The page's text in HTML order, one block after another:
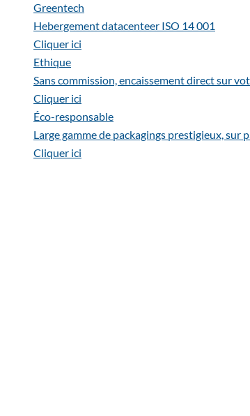
Greentech
Hebergement datacenteer ISO 14 001
Cliquer ici
Ethique
Sans commission, encaissement direct sur
Cliquer ici
Éco-responsable
Large gamme de packagings prestigieux, sur
Cliquer ici